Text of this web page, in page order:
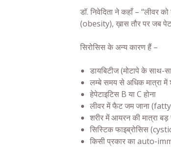
डॉ. निवेदिता ने कहाँ – “लीवर
(obesity), ख़ास तौर पर जब
सिरोसिस के अन्य कारण हैं –
डायबिटीज (मोटापे के साथ-
लम्बे समय से अधिक मात्रा
हेपेटाइटिस B या C होना
लीवर में फैट जम जाना
शरीर में आयरन की मात्रा बड़
सिस्टिक फाइब्रोसिस
किसी प्रकार का auto-